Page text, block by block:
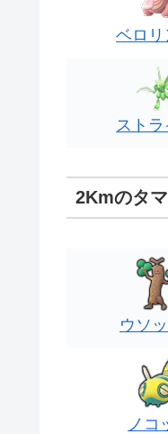
ベロリ
ストラ
2Kmのタ
ウソ
ノコ